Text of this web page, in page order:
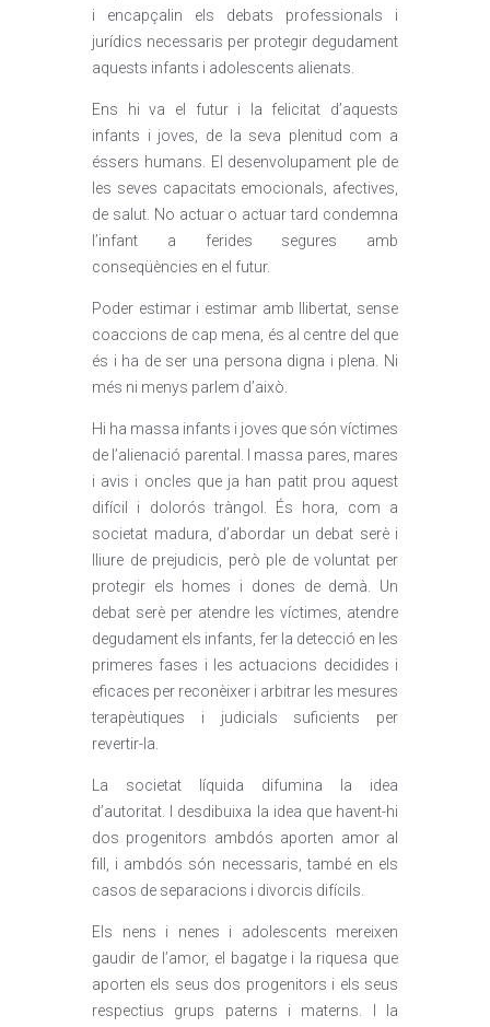
i encapçalin els debats professionals i
jurídics necessaris per protegir degudament
aquests infants i adolescents alienats.
Ens hi va el futur i la felicitat d’aquests
infants i joves, de la seva plenitud com a
éssers humans. El desenvolupament ple de
les seves capacitats emocionals, afectives,
de salut. No actuar o actuar tard condemna
l’infant a ferides segures amb
conseqüències en el futur.
Poder estimar i estimar amb llibertat, sense
coaccions de cap mena, és al centre del que
és i ha de ser una persona digna i plena. Ni
més ni menys parlem d’això.
Hi ha massa infants i joves que són víctimes
de l’alienació parental. I massa pares, mares
i avis i oncles que ja han patit prou aquest
difícil i dolorós tràngol. És hora, com a
societat madura, d’abordar un debat serè i
lliure de prejudicis, però ple de voluntat per
protegir els homes i dones de demà. Un
debat serè per atendre les víctimes, atendre
degudament els infants, fer la detecció en les
primeres fases i les actuacions decidides i
eficaces per reconèixer i arbitrar les mesures
terapèutiques i judicials suficients per
revertir-la.
La societat líquida difumina la idea
d’autoritat. I desdibuixa la idea que havent-hi
dos progenitors ambdós aporten amor al
fill, i ambdós són necessaris, també en els
casos de separacions i divorcis difícils.
Els nens i nenes i adolescents mereixen
gaudir de l’amor, el bagatge i la riquesa que
aporten els seus dos progenitors i els seus
respectius grups paterns i materns. I la